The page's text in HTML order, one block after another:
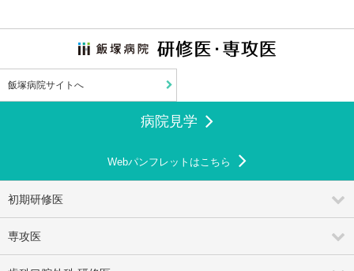
飯塚病院サイトへ
病院見学
Webパンフレットはこちら
初期研修医
専攻医